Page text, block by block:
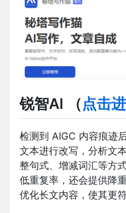
锐智AI （点击
检测到 AIGC 内容痕迹
文本进行改写，分析文
整句式、增减词汇等方
低重复率，还会提供降
优化长文内容，使其更